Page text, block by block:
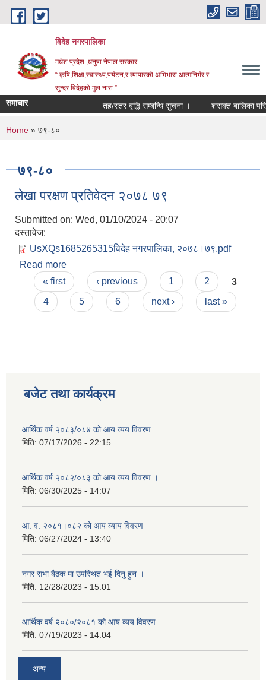
Skip to main content
विदेह नगरपालिका
मधेश प्रदेश ,धनुषा नेपाल सरकार
“ कृषि,शिक्षा,स्वास्थ्य,पर्यटन,र व्यापारको अभिभारा आत्मनिर्भर र
सुन्दर विदेहको मुल नारा ”
समाचार तह/स्तर बृद्धि सम्बन्धि सुचना । शसक्त बालिका
You are here
Home » ७९-८०
७९-८०
लेखा परक्षण प्रतिवेदन २०७८ ७९
Submitted on: Wed, 01/10/2024 - 20:07
दस्तावेज:
UsXQs1685265315विदेह नगरपालिका, २०७८।७९.pdf
Read more
Pages
« first ‹ previous 1 2
3
4
5 6 next › last »
बजेट तथा कार्यक्रम
आर्थिक वर्ष २०८३/०८४ को आय व्यय विवरण
मिति: 07/17/2026 - 22:15
आर्थिक वर्ष २०८२/०८३ को आय व्यय विवरण ।
मिति: 06/30/2025 - 14:07
आ. व. २०८१।०८२ को आय व्याय विवरण
मिति: 06/27/2024 - 13:40
नगर सभा बैठक मा उपस्थित भई दिनु हुन ।
मिति: 12/28/2023 - 15:01
आर्थिक वर्ष २०८०/२०८१ को आय व्यय विवरण
मिति: 07/19/2023 - 14:04
अन्य